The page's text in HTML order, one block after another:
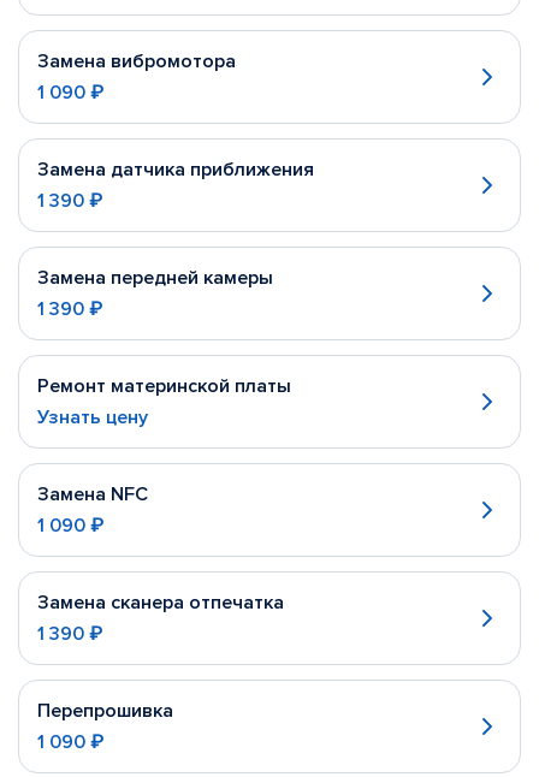
Замена вибромотора
1 090 ₽
Замена датчика приближения
1 390 ₽
Замена передней камеры
1 390 ₽
Ремонт материнской платы
Узнать цену
Замена NFC
1 090 ₽
Замена сканера отпечатка
1 390 ₽
Перепрошивка
1 090 ₽